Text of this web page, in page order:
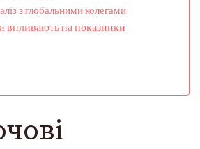
з глобальними колегами
впливають на показники